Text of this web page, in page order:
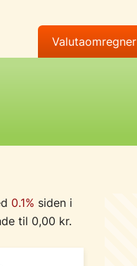
Valutaomregner
0.1% siden i
til 0,00 kr.